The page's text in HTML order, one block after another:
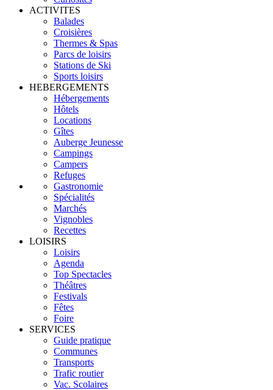
ACTIVITES
Balades
Croisières
Thermes & Spas
Parcs de loisirs
Stations de Ski
Sports loisirs
HEBERGEMENTS
Hébergements
Hôtels
Locations
Gîtes
Auberge Jeunesse
Campings
Campers
Refuges
Gastronomie
Spécialités
Marchés
Vignobles
Recettes
LOISIRS
Loisirs
Agenda
Top Spectacles
Théâtres
Festivals
Fêtes
Foire
SERVICES
Guide pratique
Communes
Transports
Trafic routier
Vac. Scolaires